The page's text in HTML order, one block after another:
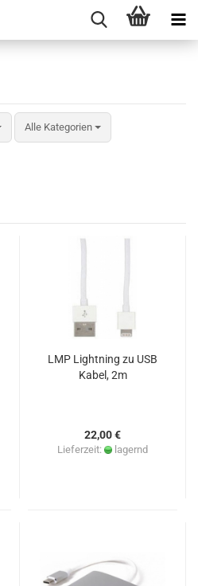
Alle Kategorien
LMP Lightning zu USB
Kabel, 2m
22,00 €
Lieferzeit: lagernd